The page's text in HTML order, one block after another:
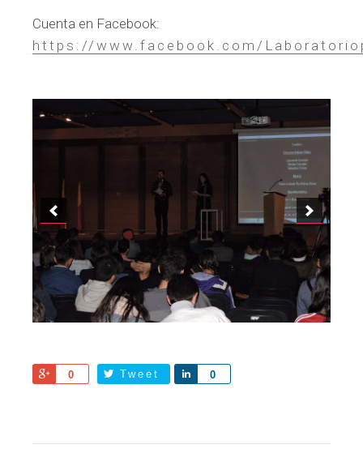
Cuenta en Facebook:
https://www.facebook.com/
0
Share Tweet 0
Share